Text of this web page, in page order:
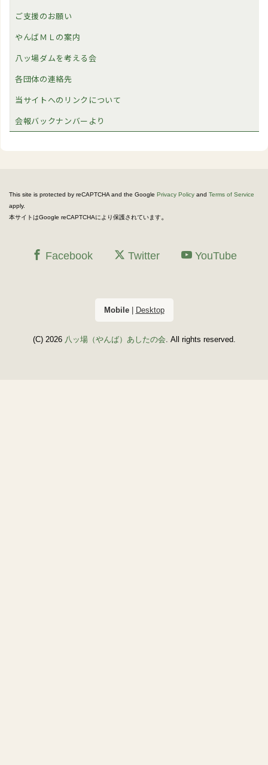
ご支援のお願い
やんばＭＬの案内
八ッ場ダムを考える会
各団体の連絡先
当サイトへのリンクについて
会報バックナンバーより
This site is protected by reCAPTCHA and the Google Privacy Policy and Terms of Service
apply.
本サイトはGoogle reCAPTCHAにより保護されています。
Facebook Twitter YouTube
Mobile| Desktop
(C) 2026 八ッ場（やんば）あしたの会. All rights reserved.